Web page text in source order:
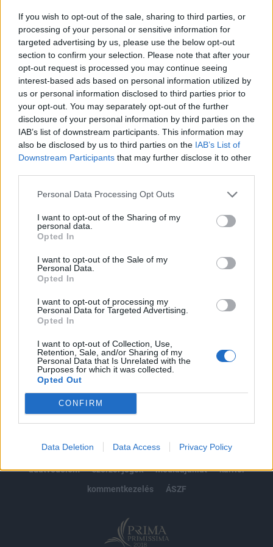
If you wish to opt-out of the sale, sharing to third parties, or
processing of your personal or sensitive information for
targeted advertising by us, please use the below opt-out
section to confirm your selection. Please note that after your
opt-out request is processed you may continue seeing
interest-based ads based on personal information utilized by
us or personal information disclosed to third parties prior to
your opt-out. You may separately opt-out of the further
disclosure of your personal information by third parties on the
IAB’s list of downstream participants. This information may
also be disclosed by us to third parties on the IAB’s List of
Downstream Participants that may further disclose it to other
Personal Data Processing Opt Outs
I want to opt-out of the Sharing of my
personal data.
Opted In
I want to opt-out of the Sale of my
Personal Data.
Opted In
I want to opt-out of processing my
Personal Data for Targeted Advertising.
Opted In
I want to opt-out of Collection, Use,
Retention, Sale, and/or Sharing of my
Personal Data that Is Unrelated with the
Purposes for which it was collected.
Opted Out
CONFIRM
Data Deletion Data Access Privacy Policy
A C&W egy jelentős amerikai bank képviseletében
hozzávetőlegesen 10 000 négyzetméterre tárgyalt bérleti
szerződés hosszabbítást, az S IMMO tulajdonában lévő
River Estates irodaházban. A másik C&W által képviselt
jelentős irodabérlő a világ egyik legnagyobb mobil
szolgáltatója, amely 8200 négyzetméteren újította meg
szerződését az Orco Endurance Fund tulajdonában lévő...
KEDVES OLVASÓNK!
A keresett cikk a portfolio.hu hírarchívumához
tartozik, melynek olvasása előfizetéses
regisztrációhoz kötött.
Az előfizetés a következőket tartalmazza:
Portfolio.hu teljes cikkarchívum
Kötéslisták: BÉT elmúlt 2 év napon belüli
kötéslistái
impresszum
jogi nyilatkozat
süti beállítások
adatvédelem
szerzői jogok médiaajánlat
karrier
kommentkezelés
ÁSZF